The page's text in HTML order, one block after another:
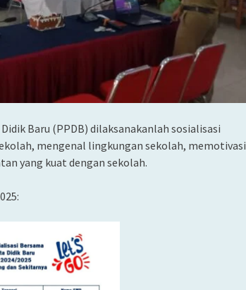
Baru (PPDB) dilaksanakanlah sosialisasi
mengenal lingkungan sekolah, memotivasi
yang kuat dengan sekolah.